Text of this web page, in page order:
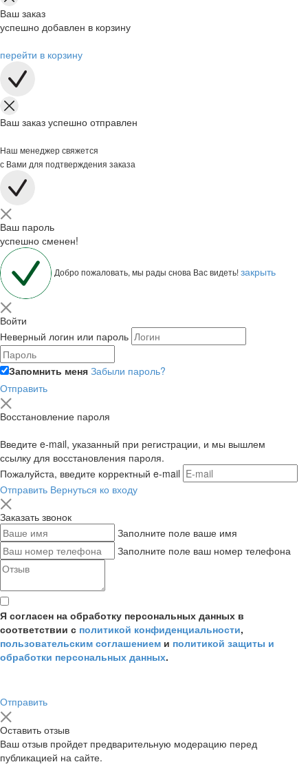
Ваш заказ
успешно добавлен в корзину
перейти в корзину
Ваш заказ успешно отправлен
Наш менеджер свяжется
с Вами для подтверждения заказа
Ваш пароль
успешно сменен!
Добро пожаловать, мы рады снова Вас видеть!закрыть
Войти
Неверный логин или пароль
Запомнить меня Забыли пароль?
Отправить
Восстановление пароля
Введите e-mail, указанный при регистрации, и мы вышлем
ссылку для восстановления пароля.
Пожалуйста, введите корректный e-mail
Отправить Вернуться ко входу
Заказать звонок
Заполните поле ваше имя
Заполните поле ваш номер телефона
Я согласен на обработку персональных данных в
соответствии с политикой конфиденциальности,
пользовательским соглашением и политикой защиты и
обработки персональных данных.
Отправить
Оставить отзыв
Ваш отзыв пройдет предварительную модерацию перед
публикацией на сайте.